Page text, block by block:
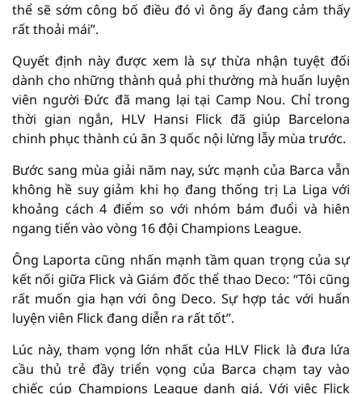
thể sẽ sớm công bố điều đó vì ông ấy đang cảm thấy
rất thoải mái”.
Quyết định này được xem là sự thừa nhận tuyệt đối
dành cho những thành quả phi thường mà huấn luyện
viên người Đức đã mang lại tại Camp Nou. Chỉ trong
thời gian ngắn, HLV Hansi Flick đã giúp Barcelona
chinh phục thành cú ăn 3 quốc nội lừng lẫy mùa trước.
Bước sang mùa giải năm nay, sức mạnh của Barca vẫn
không hề suy giảm khi họ đang thống trị La Liga với
khoảng cách 4 điểm so với nhóm bám đuổi và hiên
ngang tiến vào vòng 16 đội Champions League.
Ông Laporta cũng nhấn mạnh tầm quan trọng của sự
kết nối giữa Flick và Giám đốc thể thao Deco: “Tôi cũng
rất muốn gia hạn với ông Deco. Sự hợp tác với huấn
luyện viên Flick đang diễn ra rất tốt”.
Lúc này, tham vọng lớn nhất của HLV Flick là đưa lứa
cầu thủ trẻ đầy triển vọng của Barca chạm tay vào
chiếc cúp Champions League danh giá. Với việc Flick